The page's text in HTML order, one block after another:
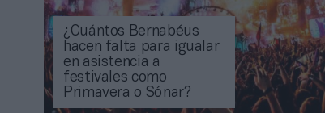
¿Cuántos Bernabéus
hacen falta para igualar
en asistencia a
festivales como
Primavera o Sónar?